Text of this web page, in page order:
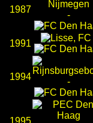
1987
-
1991
1994 -
1995